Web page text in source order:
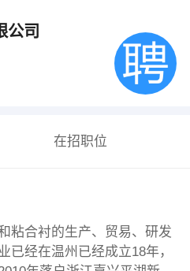
公司
在招职位
粘合衬的生产、贸易、研发
已经在温州已经成立18年，